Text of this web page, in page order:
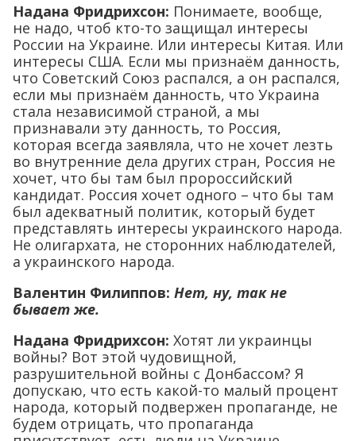
Надана Фридрихсон: Понимаете, вообще,
не надо, чтоб кто-то защищал интересы
России на Украине. Или интересы Китая. Или
интересы США. Если мы признаём данность,
что Советский Союз распался, а он распался,
если мы признаём данность, что Украина
стала независимой страной, а мы
признавали эту данность, то Россия,
которая всегда заявляла, что не хочет лезть
во внутренние дела других стран, Россия не
хочет, что бы там был пророссийский
кандидат. Россия хочет одного – что бы там
был адекватный политик, который будет
представлять интересы украинского народа.
Не олигархата, не сторонних наблюдателей,
а украинского народа.
Валентин Филиппов: Нет, ну, так не
бывает же.
Надана Фридрихсон: Хотят ли украинцы
войны? Вот этой чудовищной,
разрушительной войны с Донбассом? Я
допускаю, что есть какой-то малый процент
народа, который подвержен пропаганде, не
будем отрицать, что пропаганда